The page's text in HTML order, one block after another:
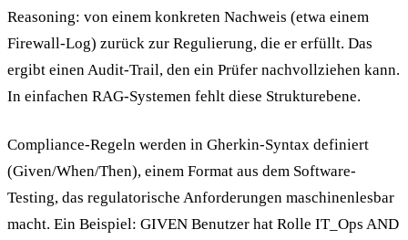
Reasoning: von einem konkreten Nachweis (etwa einem
Firewall-Log) zurück zur Regulierung, die er erfüllt. Das
ergibt einen Audit-Trail, den ein Prüfer nachvollziehen kann.
In einfachen RAG-Systemen fehlt diese Strukturebene.
Compliance-Regeln werden in Gherkin-Syntax definiert
(Given/When/Then), einem Format aus dem Software-
Testing, das regulatorische Anforderungen maschinenlesbar
macht. Ein Beispiel: GIVEN Benutzer hat Rolle IT_Ops AND